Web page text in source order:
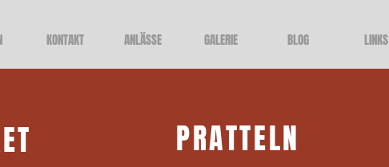
KONTAKT ANLÄSSE GALERIE BLOG LINKS
PRATTELN